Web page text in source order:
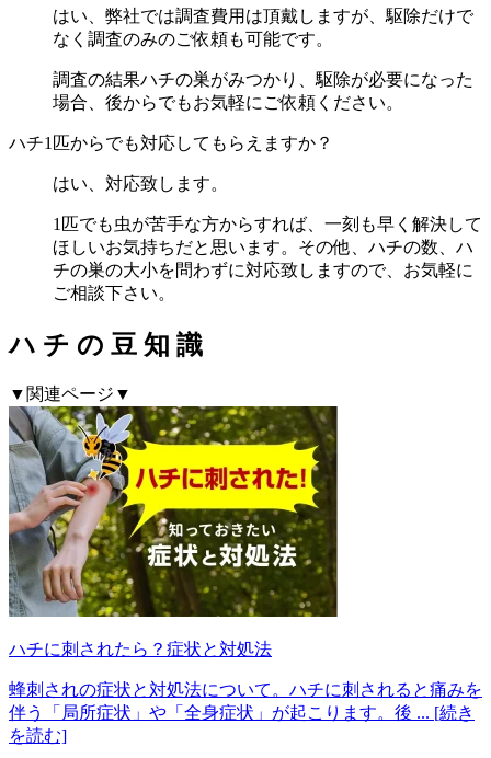
はい、弊社では調査費用は頂戴しますが、駆除だけで
なく調査のみのご依頼も可能です。
調査の結果ハチの巣がみつかり、駆除が必要になった
場合、後からでもお気軽にご依頼ください。
ハチ1匹からでも対応してもらえますか？
はい、対応致します。
1匹でも虫が苦手な方からすれば、一刻も早く解決して
ほしいお気持ちだと思います。その他、ハチの数、ハ
チの巣の大小を問わずに対応致しますので、お気軽に
ご相談下さい。
ハ チ の 豆 知 識
▼関連ページ▼
ハチに刺されたら？症状と対処法
蜂刺されの症状と対処法について。ハチに刺されると痛みを
伴う「局所症状」や「全身症状」が起こります。後 ... [続き
を読む]